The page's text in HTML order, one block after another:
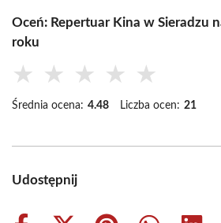
Oceń: Repertuar Kina w Sieradzu
roku
★ ★ ★ ★ ★
Średnia ocena: 4.48 Liczba ocen: 21
Udostępnij